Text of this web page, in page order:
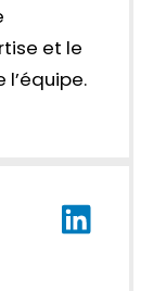
et le